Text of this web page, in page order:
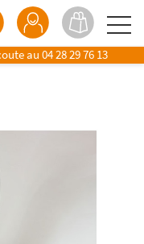
au 04 28 29 76 13